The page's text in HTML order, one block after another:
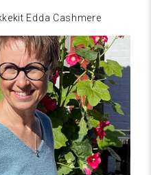
Edda Cashmere